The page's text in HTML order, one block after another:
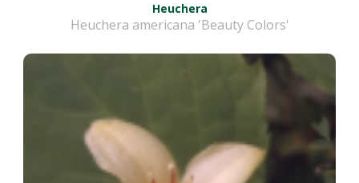
Heuchera
Heuchera americana 'Beauty Colors'